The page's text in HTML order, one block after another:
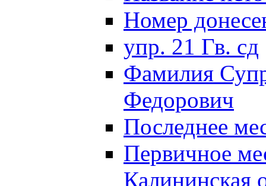
Номер
упр. 21 Гв. сд
Фамилия
Федорович
Последнее
Первичное
Калининская